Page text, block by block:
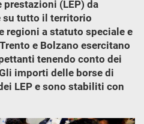
(LEP) da
su tutto il territorio
regioni a statuto speciale e
e Bolzano esercitano
tenendo conto dei
importi delle borse di
LEP e sono stabiliti con